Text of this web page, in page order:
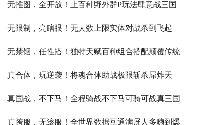
无推图，全开放！上百种野外群P玩法肆意战三国
无限制，亮瞎眼！无人数上限实体对战杀到飞起
无禁锢，任性搭！独特天赋百种组合搭配颠覆传统
真合体，玩逆袭！将魂合体助战极限斩杀屌炸天
真国战，不下马！全程骑战不下马可骑可战真三国
真跨服，无滚服！全世界数据互通满屏人多嗨到爆